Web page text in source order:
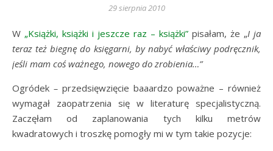
29 sierpnia 2010
„Książki, książki i jeszcze raz – książki” pisałam, że „I ja
teraz też biegnę do księgarni, by nabyć właściwy podręcznik,
jeśli mam coś ważnego, nowego do zrobienia…”
Ogródek – przedsięwzięcie baaardzo poważne – również
wymagał zaopatrzenia się w literaturę specjalistyczną.
Zaczęłam od zaplanowania tych kilku metrów
kwadratowych i troszkę pomogły mi w tym takie pozycje: